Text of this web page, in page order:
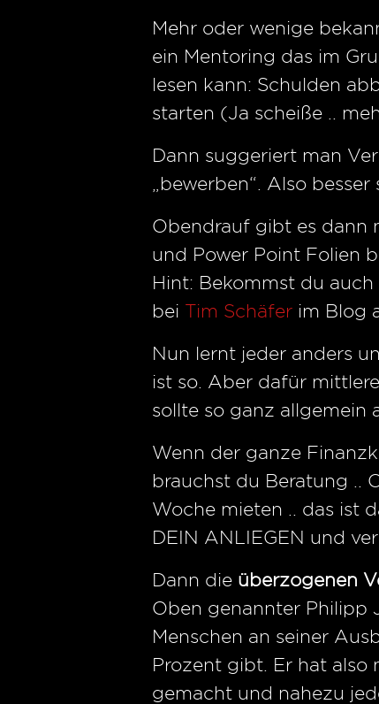
Mehr oder wenige
ein Mentoring das im
lesen kann: Schulden
starten (Ja scheiße ..
Dann suggeriert man
„bewerben“. Also
Obendrauf gibt es dann
und Power Point Folien
Hint: Bekommst du
bei Tim Schäfer im Blog
Nun lernt jeder anders
ist so. Aber dafür
sollte so ganz allgemein
Wenn der ganze
brauchst du Beratung ..
Woche mieten .. das ist
DEIN ANLIEGEN und
Dann die überzogenen
Oben genannter Philipp
Menschen an seiner
Prozent gibt. Er hat also
gemacht und nahezu